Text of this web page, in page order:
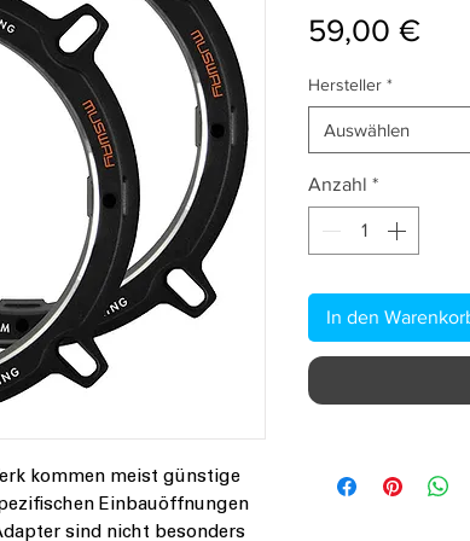
kommen meist günstige
Einbauöffnungen
sind nicht besonders
59,00 €Preis
Hersteller *
Auswählen
Anzahl *
In den